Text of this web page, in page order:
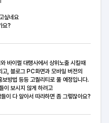
싶네요
요?
바이럴 대행사에서 상위노출 시킬때
, 블로그 PC화면과 모바일 버전의
방법 등등 고퀄리티로 풀 예정입니다.
이 보시지 않게 하려고
이 다 알아서 따라하면 좀 그렇잖아요?